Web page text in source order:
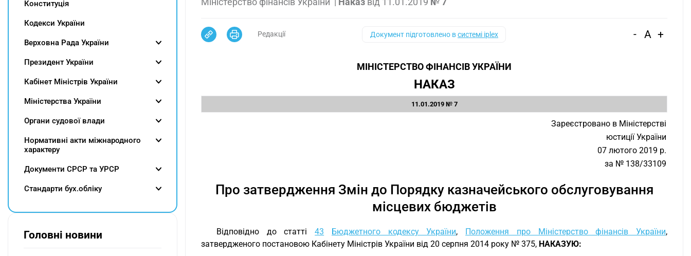
Редакції Документ підготовлено всистемі iplex - A +
МІНІСТЕРСТВО ФІНАНСІВ УКРАЇНИ
НАКАЗ
11.01.2019 № 7
Зареєстровано в Міністерстві
юстиції України
07 лютого 2019 р.
за № 138/33109
Про затвердження Змін до Порядку казначейського обслуговування
місцевих бюджетів
Відповідно до статті43 Бюджетного кодексу України, Положення про Міністерство фінансів України,
затвердженого постановою Кабінету Міністрів України від 20 серпня 2014 року № 375, НАКАЗУЮ:
Конституція
Кодекси України
Верховна Рада України
Президент України
Кабінет Міністрів України
Міністерства України
Органи судової влади
Нормативні акти міжнародного
характеру
Документи СРСР та УРСР
Cтандарти бух.обліку
Головні новини